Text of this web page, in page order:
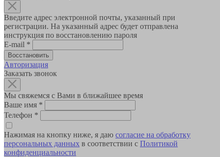
Введите адрес электронной почты, указанный при
регистрации. На указанный адрес будет отправлена
инструкция по восстановлению пароля
E-mail *
Авторизация
Заказать звонок
Мы свяжемся с Вами в ближайшее время
Ваше имя *
Телефон *
Нажимая на кнопку ниже, я даю согласие на обработку
персональных данных в соответствии с Политикой
конфиденциальности